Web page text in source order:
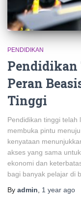
PENDIDIKAN
Pendidikan
Peran
Tinggi
Pendidikan tinggi
membuka pintu
kenyataan
akses yang sama
ekonomi dan
bagi banyak pelajar di
By admin 1 year ago